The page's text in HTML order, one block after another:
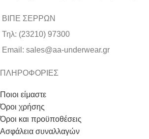
ΒΙΠΕ ΣΕΡΡΩΝ
Τηλ: (23210) 97300
Email: sales@aa-underwear.gr
ΠΛΗΡΟΦΟΡΙΕΣ
Ποιοι είμαστε
Όροι χρήσης
Όροι και προϋποθέσεις
Ασφάλεια συναλλαγών